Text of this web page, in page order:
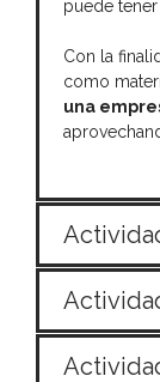
puede
Con la
como
una